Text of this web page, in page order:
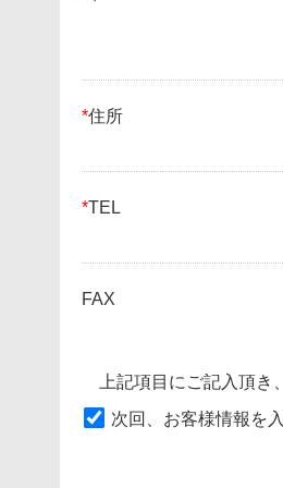
*住所
*TEL
FAX
上記項目にご記入頂き
次回、お客様情報を